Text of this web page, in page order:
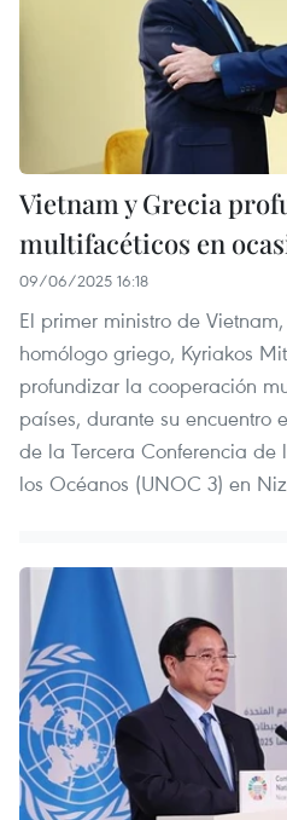
Vietnam y Grecia
multifacéticos en
09/06/2025 16:18
El primer ministro de
homólogo griego, Kyriakos
profundizar la cooperación
países, durante su encuentro
de la Tercera Conferencia
los Océanos (UNOC 3) en